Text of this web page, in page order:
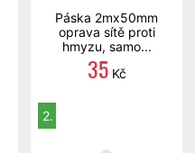
Páska 2mx50mm
oprava sítě proti
hmyzu, samo...
35Kč
2.